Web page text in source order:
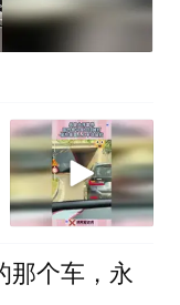
那个车，永